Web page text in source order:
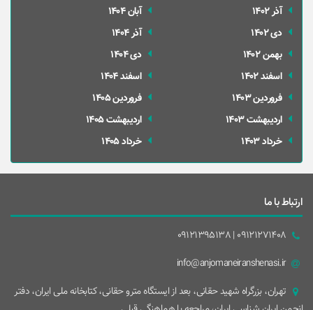
آذر 1402
دی 1402
بهمن 1402
اسفند 1402
فروردین 1403
ارديبهشت 1403
خرداد 1403
آبان 1404
آذر 1404
دی 1404
اسفند 1404
فروردین 1405
ارديبهشت 1405
خرداد 1405
ارتباط با ما
09121271408 | 09121395138
info@anjomaneiranshenasi.ir
تهران، بزرگراه شهيد حقانی، بعد از ايستگاه مترو حقانی، کتابخانه ملی ایران، دفتر